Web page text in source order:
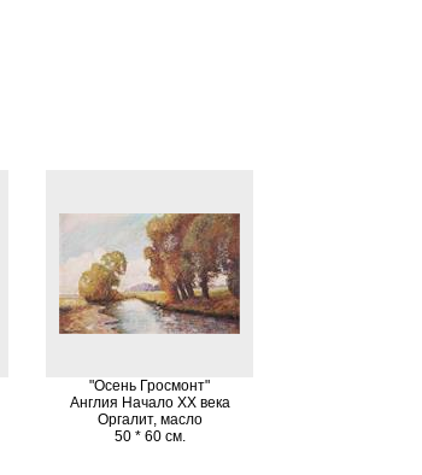
"Осень Гросмонт"
Англия Начало XX века
Оргалит, масло
50 * 60 см.